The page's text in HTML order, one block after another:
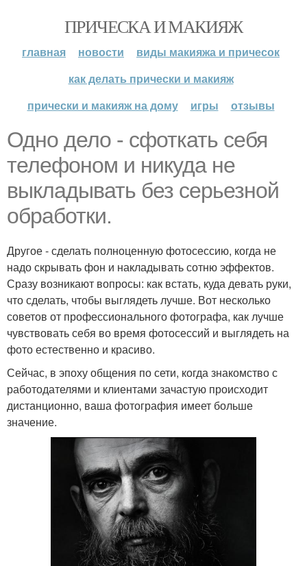
ПРИЧЕСКА И МАКИЯЖ
главная новости
виды макияжа и причесок
как делать прически и макияж
прически и макияж на дому
игры отзывы
Одно дело - сфоткать себя
телефоном и никуда не
выкладывать без серьезной
обработки.
Другое - сделать полноценную фотосессию, когда не
надо скрывать фон и накладывать сотню эффектов.
Сразу возникают вопросы: как встать, куда девать руки,
что сделать, чтобы выглядеть лучше. Вот несколько
советов от профессионального фотографа, как лучше
чувствовать себя во время фотосессий и выглядеть на
фото естественно и красиво.
Сейчас, в эпоху общения по сети, когда знакомство с
работодателями и клиентами зачастую происходит
дистанционно, ваша фотография имеет больше
значение.